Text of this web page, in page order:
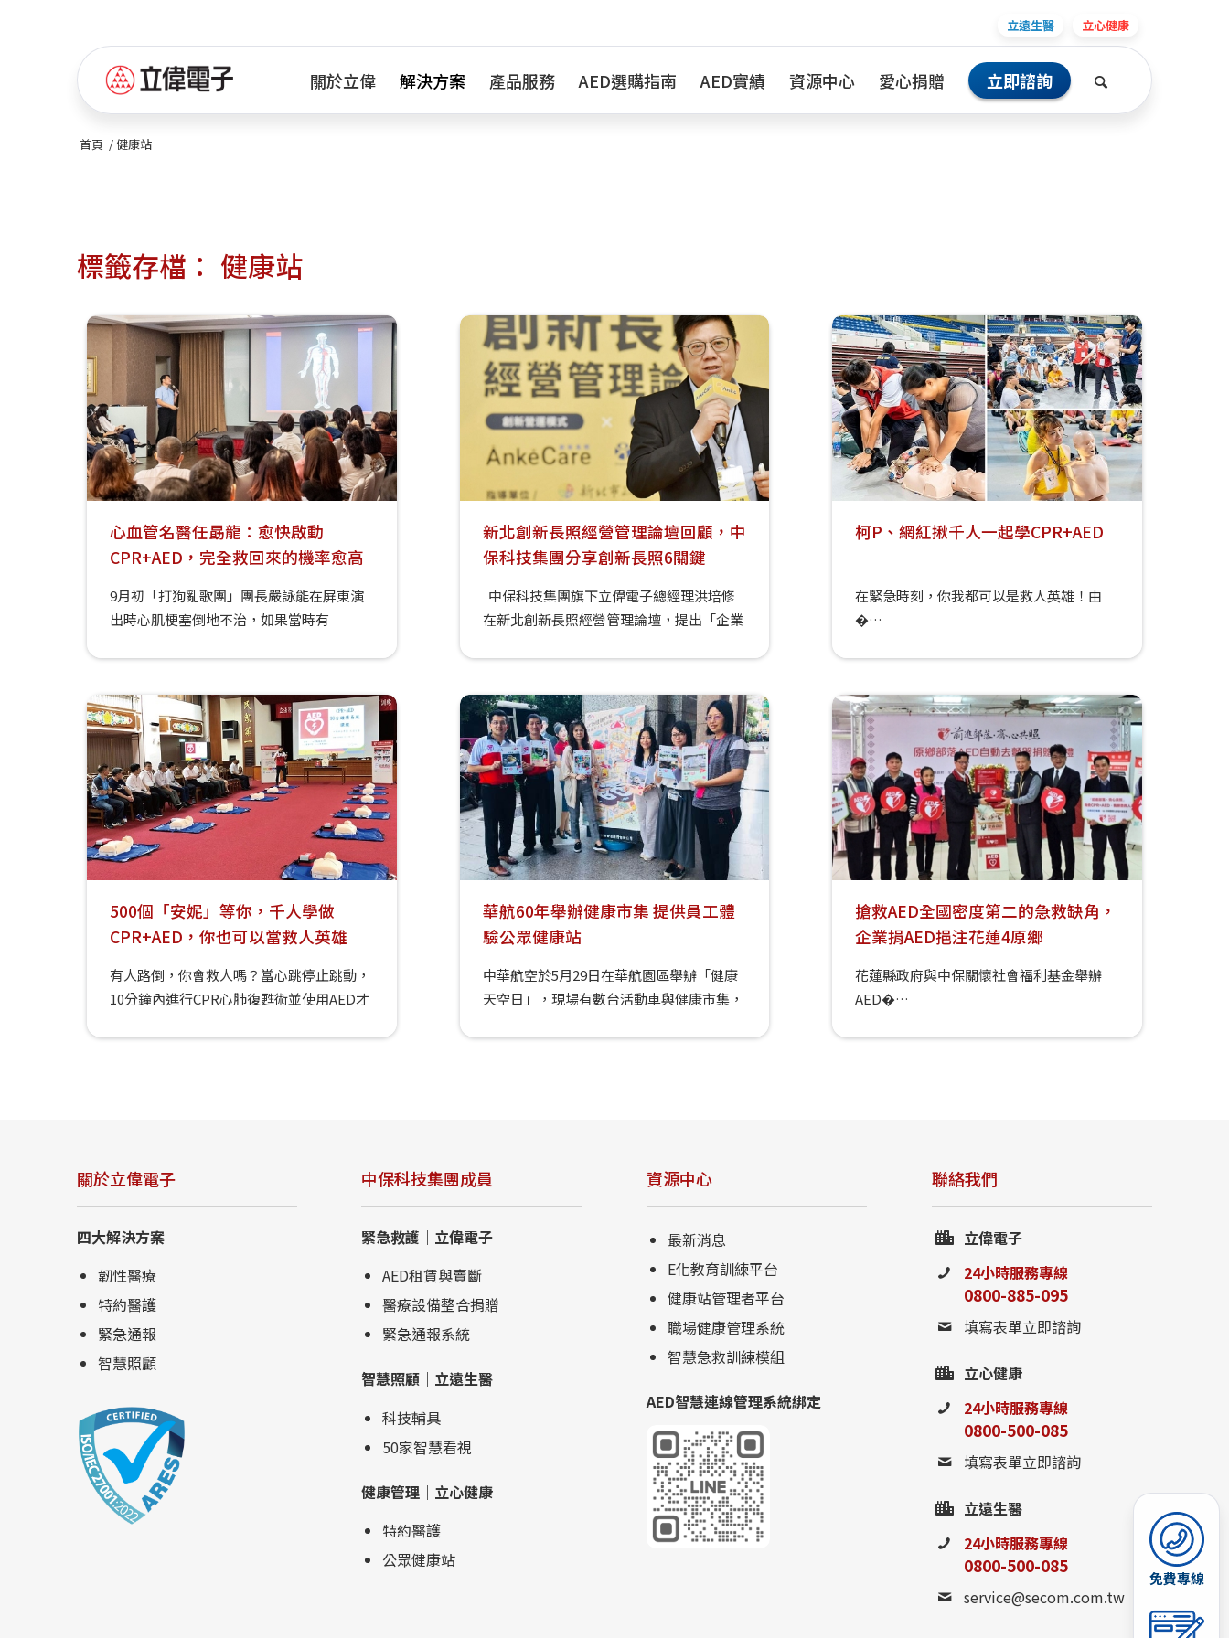
免費專線
立遠生醫 立心健康
關於立偉 解決方案 產品服務 AED選購指南 AED實績 資源中心 愛心捐贈 立即諮詢
首頁 /健康站
標籤存檔： 健康站
心血管名醫任勗龍：愈快啟動
CPR+AED，完全救回來的機率愈高
9月初「打狗亂歌團」團長嚴詠能在屏東演
出時心肌梗塞倒地不治，如果當時有
能不同。「我們的書房筆記讀書會」9月17
日舉辦「知心護心」活動，邀請振興醫院心
臟血管內科醫師任勗龍分享心臟保養之道，
現場並有CPR+AED示範教學，期盼更多人
加入搶救生命行列。 「我們的書房筆記讀書
會」9月17日舉辦「知心護心」活動，中保
關懷社會福利基金會AED服務團隊到場做
CPR+AED示範教學，現場座無虛席。 愈來
愈多場所設有AED，但這個方形盒子該怎麼
用？「我們的書房筆記讀書會」發起人祝康
珮去年底看到藝人高以翔心因性猝死，決定
結合丈夫任勗龍醫師的專業，舉辦「知心護
心」講座，讓更多人學會搶救生命。原先規
劃30人，沒想到好友圈口耳相傳，爆增至近
200人，除讀書會外，成功高中家長會、天
高。他臨床上遇過許多病人透過CPR+AED
搶救，從鬼門關救回來。十年前，有位50歲
左右的壯男在士東國小打羽毛球昏倒，好險
CPR，救護車在5分鐘內趕到，使用車上配
置的AED，電擊後回復心跳，送振興醫院成
功搶救回這名心肌梗塞的患者，他完全恢復
身體功能。 任勗龍醫師綜合臨床經驗及國內
外研究，分享心臟保養之道。 另有幾位科
技新貴因急性心肌梗塞，送醫已量不到血壓
及脈搏，振興醫院團隊立即給予CPR與電
擊，之後運用低溫療法及葉克膜維生設備，
病人竟神奇復原。上述是成功救回且預後良
好的案例，然而也有救回來但腦部受損、智
力退化，最糟的是成植物人狀態，對家庭來
新北創新長照經營管理論壇回顧，中
保科技集團分享創新長照6關鍵
中保科技集團旗下立偉電子總經理洪培修
在新北創新長照經營管理論壇，提出「企業
日前由新北市政府衛生局與AnkeCare創新
長照媒體平台合辦的「新北創新長照經營管
理論壇」，特地邀請中保科技集團旗下立偉
電子總經理洪培修提出「企業投入長照產業
的契機與未來」的經驗分享。探討包括位於
社區中的長照機構如何成功經營？在社區應
採取什麼樣的營運模式？洪培修總經理強調
透過智慧科技導入長照產業，能提升照顧服
務的品質與效能。 新北創新長照經營管理論
壇參與者合影。 關鍵1_掌握長照商機，從
社區出發 分析企業投入長照產業的契機與未
來，洪培修總經理以新北市泰山中保公共托
老中心為例。中保科技集團是一條龍服務的
企業、社會安全系統產業的領先者，以「安
全」起家，進而提供「安心」的服務，強調
需求，當前政府長照政策積極推動，也鼓勵
企業投入長照產業，因此，中保科技集團去
年開始跨足長照中心經營，並與新北市合作
成立「泰山中保公共托老中心」，該中心於
的居家客戶是當時開辦的初心，未來服務會
利用許多中保科技集團的智慧科技、保全、
物流等優勢，提供更精進的長照服務。」 經
營長照事業，可從各社區進入，其中中保科
技集團與新北市合作成立的「泰山中保公共
托老中心」是重要一例。 關鍵2_強化AIoT
物聯網，提升長照服務效能 中保科技集團身
為社會系統安全產業的領導者，自然對所謂
社會企業責任有所付出，在此精神下，投入
了長照事業的規畫。洪培修總經理說，在中
保公共托老中心採用了AIoT物聯網服務，並
柯P、網紅揪千人一起學CPR+AED
在緊急時刻，你我都可以是救人英雄！由
�…
500個「安妮」等你，千人學做
CPR+AED，你也可以當救人英雄
有人路倒，你會救人嗎？當心跳停止跳動，
10分鐘內進行CPR心肺復甦術並使用AED才
華航60年舉辦健康市集 提供員工體
驗公眾健康站
中華航空於5月29日在華航園區舉辦「健康
天空日」，現場有數台活動車與健康市集，
外享受陽光，並設置各類健康檢查或教學小
台公眾健康站…
搶救AED全國密度第二的急救缺角，
企業捐AED挹注花蓮4原鄉
花蓮縣政府與中保關懷社會福利基金舉辦
AED�…
關於立偉電子
四大解決方案
韌性醫療
特約醫護
緊急通報
智慧照顧
中保科技集團成員
緊急救護｜立偉電子
AED租賃與賣斷
醫療設備整合捐贈
緊急通報系統
智慧照顧｜立遠生醫
科技輔具
50家智慧看視
健康管理｜立心健康
特約醫護
公眾健康站
資源中心
最新消息
E化教育訓練平台
健康站管理者平台
職場健康管理系統
智慧急救訓練模組
AED智慧連線管理系統綁定
聯絡我們
立偉電子
24小時服務專線
0800-885-095
填寫表單立即諮詢
立心健康
24小時服務專線
0800-500-085
填寫表單立即諮詢
立遠生醫
24小時服務專線
0800-500-085
service@secom.com.tw